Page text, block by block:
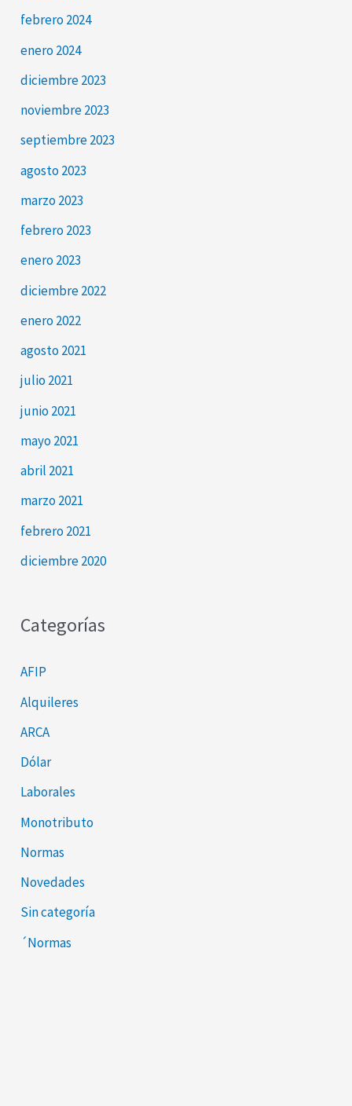
febrero 2024
enero 2024
diciembre 2023
noviembre 2023
septiembre 2023
agosto 2023
marzo 2023
febrero 2023
enero 2023
diciembre 2022
enero 2022
agosto 2021
julio 2021
junio 2021
mayo 2021
abril 2021
marzo 2021
febrero 2021
diciembre 2020
Categorías
AFIP
Alquileres
ARCA
Dólar
Laborales
Monotributo
Normas
Novedades
Sin categoría
´Normas